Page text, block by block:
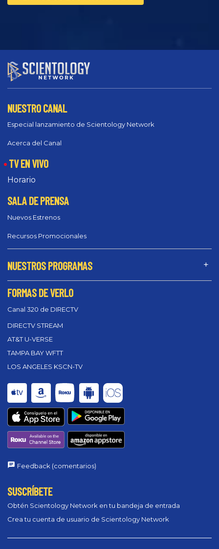
NUESTRO CANAL
Especial lanzamiento de Scientology Network
Acerca del Canal
TV EN VIVO
Horario
SALA DE PRENSA
Nuevos Estrenos
Recursos Promocionales
NUESTROS PROGRAMAS
FORMAS DE VERLO
Canal 320 de DIRECTV
DIRECTV STREAM
AT&T U-VERSE
TAMPA BAY WFTT
LOS ANGELES KSCN-TV
Feedback (comentarios)
SUSCRÍBETE
Obtén Scientology Network en tu bandeja de entrada
Crea tu cuenta de usuario de Scientology Network